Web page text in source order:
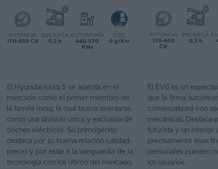
Favoritos
Concesionarios
Blog
Ventas
de
coches
2026
POTENCIA
170-650 CV
RECARGA
0,3 h
AUTONOMÍA
440-570
Kms
CO2
0 g/Km
POTENCIA
170-650
CV
RECARGA
0,3 h
El Hyundai Ioniq 5 se asienta en el
mercado como el primer miembro de
la familia Ioniq, la cual busca asentarse
como una división única y exclusiva de
coches eléctricos. Su primogénito
destaca por su buena relación calidad-
precio y por estar a la vanguardia de la
tecnología con los último del mercado,
El EV6 es un
que la firma
comercializará con
mecánicas. Destaca
futurista y un interior
precisamente esas
personales pueden
los usuarios.